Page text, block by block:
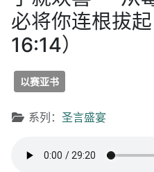
必将你连根拔
16:14）
以赛亚书
文章信息
系列： 圣言盛宴